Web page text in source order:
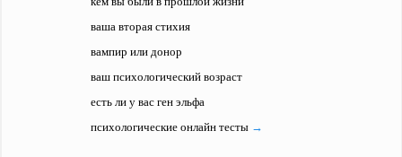
ваша вторая стихия
вампир или донор
ваш психологический возраст
есть ли у вас ген эльфа
психологические онлайн тесты →